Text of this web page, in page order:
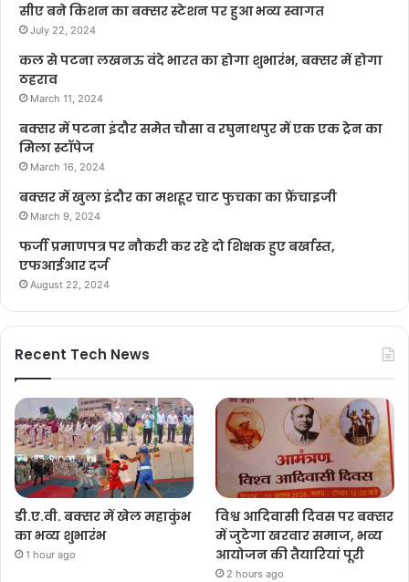
सीए बने किशन का बक्सर स्टेशन पर हुआ भव्य स्वागत
July 22, 2024
कल से पटना लखनऊ वंदे भारत का होगा शुभारंभ, बक्सर में होगा
ठहराव
March 11, 2024
बक्सर में पटना इंदौर समेत चौसा व रघुनाथपुर में एक एक ट्रेन का
मिला स्टॉपेज
March 16, 2024
बक्सर में खुला इंदौर का मशहूर चाट फुचका का फ्रेंचाइजी
March 9, 2024
फर्जी प्रमाणपत्र पर नौकरी कर रहे दो शिक्षक हुए बर्खास्त,
एफआईआर दर्ज
August 22, 2024
Recent Tech News
डी.ए.वी. बक्सर में खेल महाकुंभ
का भव्य शुभारंभ
1 hour ago
विश्व आदिवासी दिवस पर बक्सर
में जुटेगा खरवार समाज, भव्य
आयोजन की तैयारियां पूरी
2 hours ago